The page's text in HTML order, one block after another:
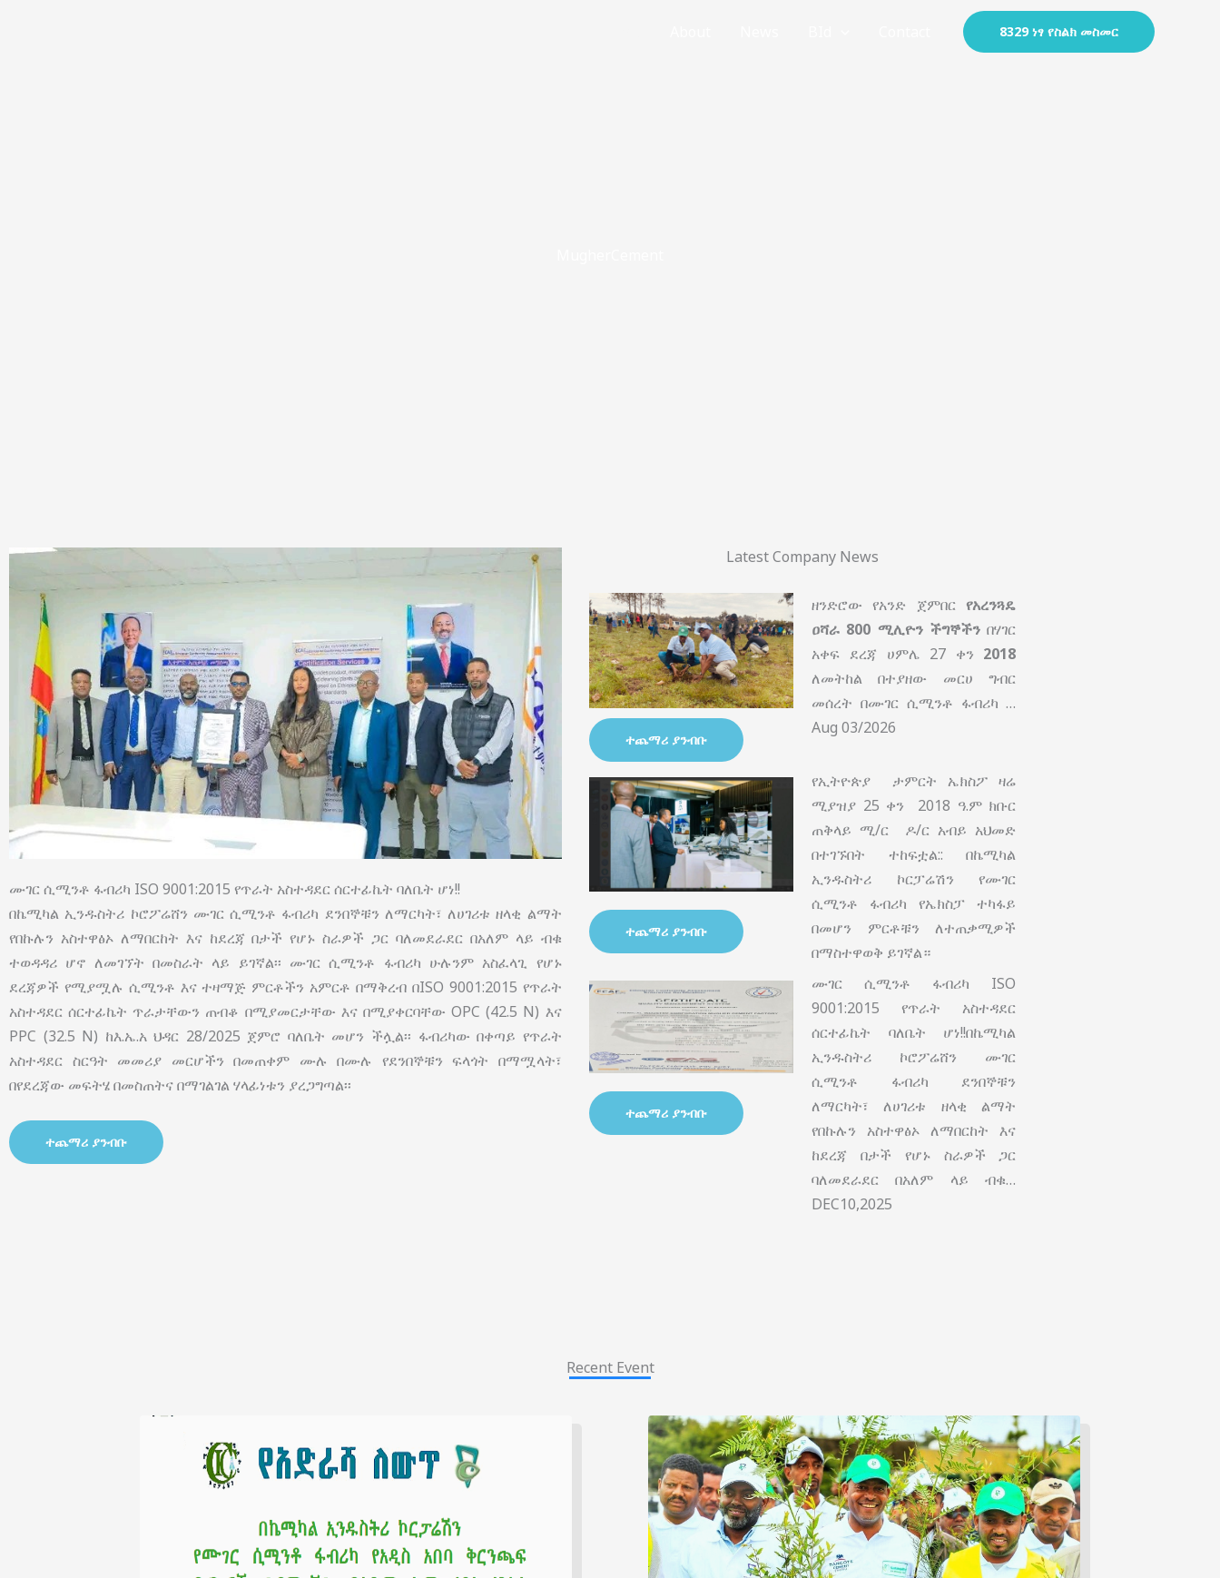
8329 ነፃ የስልክ መስመር
ሙገር ሲሚንቶ ፋብሪካ ISO 9001:2015 የጥራት አስተዳደር ሰርተፊኬት ባለቤት ሆነ!!
በኬሚካል ኢንዱስትሪ ኮሮፖሬሸን ሙገር ሲሚንቶ ፋብሪካ ደንበኞቹን ለማርካት፣ ለሀገሪቱ ዘላቂ ልማት
የበኩሉን አስተዋፅኦ ለማበርከት እና ከደረጃ በታች የሆኑ ስራዎች ጋር ባለመደራደር በአለም ላይ ብቁ
ተወዳዳሪ ሆኖ ለመገኘት በመስራት ላይ ይገኛል፡፡ ሙገር ሲሚንቶ ፋብሪካ ሁሉንም አስፈላጊ የሆኑ
ደረጃዎች የሚያሟሉ ሲሚንቶ እና ተዛማጅ ምርቶችን አምርቶ በማቅረብ በISO 9001:2015 የጥራት
አስተዳደር ሰርተፊኬት ጥራታቸውን ጠብቆ በሚያመርታቸው እና በሚያቀርባቸው OPC (42.5 N) እና
PPC (32.5 N) ከእ.ኤ.አ ህዳር 28/2025 ጀምሮ ባለቤት መሆን ችሏል፡፡ ፋብሪካው በቀጣይ የጥራት
አስተዳደር ስርዓት መመሪያ መርሆችን በመጠቀም ሙሉ በሙሉ የደንበኞቹን ፍላጎት በማሟላት፣
በየደረጃው መፍትሄ በመስጠትና በማገልገል ሃላፊነቱን ያረጋግጣል፡፡
ተጨማሪ ያንብቡ
Latest Company News
ተጨማሪ ያንብቡ
ዘንድሮው የአንድ ጀምበር የአረንጓዴ
ዐሻራ 800 ሚሊዮን ችግኞችን በሃገር
አቀፍ ደረጃ ሀምሌ 27 ቀን 2018
ለመትከል በተያዘው መርሀ ግብር
መሰረት በሙገር ሲሚንቶ ፋብሪካ …
Aug 03/2026
ተጨማሪ ያንብቡ
የኢትዮጵያ ታምርት ኤክስፖ ዛሬ
ሚያዝያ 25 ቀን 2018 ዓ.ም ክቡር
ጠቅላይ ሚ/ር ዶ/ር አብይ አህመድ
በተገኙበት ተከፍቷል:: በኬሚካል
ኢንዱስትሪ ኮርፓሬሽን የሙገር
ሲሚንቶ ፋብሪካ የኤክስፓ ተካፋይ
በመሆን ምርቶቹን ለተጠቃሚዎች
በማስተዋወቅ ይገኛል።
ተጨማሪ ያንብቡ
ሙገር ሲሚንቶ ፋብሪካ ISO
9001:2015 የጥራት አስተዳደር
ሰርተፊኬት ባለቤት ሆነ!!በኬሚካል
ኢንዱስትሪ ኮሮፖሬሸን ሙገር
ሲሚንቶ ፋብሪካ ደንበኞቹን
ለማርካት፣ ለሀገሪቱ ዘላቂ ልማት
የበኩሉን አስተዋፅኦ ለማበርከት እና
ከደረጃ በታች የሆኑ ስራዎች ጋር
ባለመደራደር በአለም ላይ ብቁ…
DEC10,2025
Recent Event